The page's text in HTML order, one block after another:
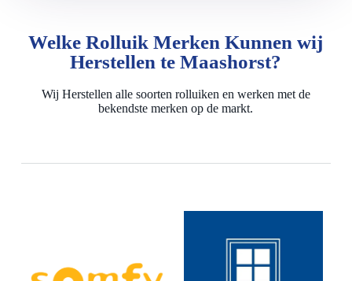
Welke Rolluik Merken Kunnen wij
Herstellen te Maashorst?
Wij Herstellen alle soorten rolluiken en werken met de
bekendste merken op de markt.